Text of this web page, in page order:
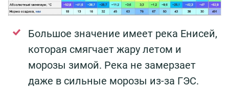
Большое значение имеет река Енисей,
которая смягчает жару летом и
морозы зимой. Река не замерзает
даже в сильные морозы из-за ГЭС.